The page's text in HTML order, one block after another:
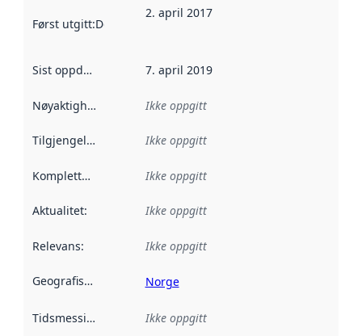
Først utgitt:Denne datoen sier når dataene i dette
2. april 2017
Sist oppdatert 7. april 2019
Nøyaktighet Ikke oppgitt
Tilgjengelighet Ikke oppgitt
Kompletthet Ikke oppgitt
Aktualitet: Ikke oppgitt
Relevans: Ikke oppgitt
Geografisk avgrensning :
Norge
Tidsmessig avgrensning :
Ikke oppgitt